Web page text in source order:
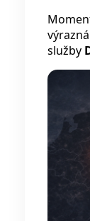
služby